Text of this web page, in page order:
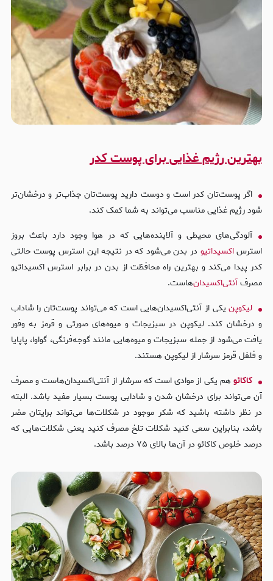
بهترین رژیم غذایی برای پوست کدر
اگر پوست‌تان کدر است و دوست دارید پوست‌تان جذاب‌تر و درخشان‌تر
شود رژیم غذایی مناسب می‌تواند به شما کمک کند.
آلودگی‌های محیطی و آلاینده‌هایی که در هوا وجود دارد باعث بروز
استرساکسیداتیو در بدن می‌شود که در نتیجه این استرس پوست حالتی
کدر پیدا می‌کند و بهترین راه محافظت از بدن در برابر استرس اکسیداتیو
مصرفآنتی‌اکسیدان‌هاست.
لیکوپن یکی از آنتی‌اکسیدان‌هایی است که می‌تواند پوست‌تان را شاداب
و درخشان کند. لیکوپن در سبزیجات و میوه‌های صورتی و قرمز به وفور
یافت می‌شود از جمله سبزیجات و میوه‌هایی مانند گوجه‌فرنگی، گواوا، پاپایا
و فلفل قرمز سرشار از لیکوپن هستند.
کاکائو هم یکی از موادی است که سرشار از آنتی‌اکسیدان‌هاست و مصرف
آن می‌تواند برای درخشان شدن و شادابی پوست بسیار مفید باشد. البته
در نظر داشته باشید که شکر موجود در شکلات‌ها می‌تواند برایتان مضر
باشد، بنابراین سعی کنید شکلات‌ تلخ مصرف کنید یعنی شکلات‌هایی که
درصد خلوص کاکائو در آن‌ها بالای ۷۵ درصد باشد.
هدیه اولین خرید 🎁
دریافت کد تخفیف